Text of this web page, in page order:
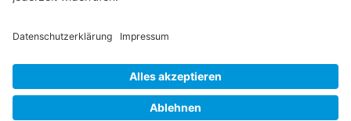
E-Mail:fromm@der-medienberater.de
Der Medienberater|Impressum